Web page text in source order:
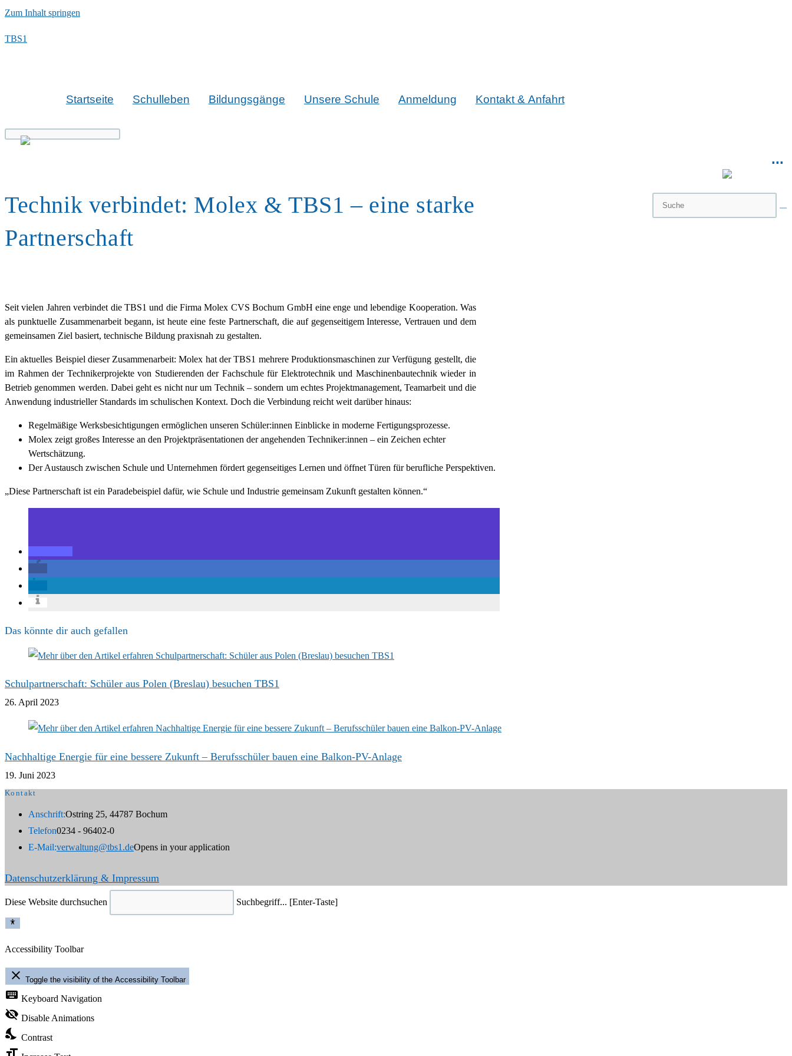
Zum Inhalt springen
TBS1
Startseite Schulleben Bildungsgänge Unsere Schule Anmeldung Kontakt & Anfahrt
...
Technik verbindet: Molex & TBS1 – eine starke
Partnerschaft
Seit vielen Jahren verbindet die TBS1 und die Firma Molex CVS Bochum GmbH eine enge und lebendige Kooperation. Was
als punktuelle Zusammenarbeit begann, ist heute eine feste Partnerschaft, die auf gegenseitigem Interesse, Vertrauen und dem
gemeinsamen Ziel basiert, technische Bildung praxisnah zu gestalten.
Ein aktuelles Beispiel dieser Zusammenarbeit: Molex hat der TBS1 mehrere Produktionsmaschinen zur Verfügung gestellt, die
im Rahmen der Technikerprojekte von Studierenden der Fachschule für Elektrotechnik und Maschinenbautechnik wieder in
Betrieb genommen werden. Dabei geht es nicht nur um Technik – sondern um echtes Projektmanagement, Teamarbeit und die
Anwendung industrieller Standards im schulischen Kontext. Doch die Verbindung reicht weit darüber hinaus:
Regelmäßige Werksbesichtigungen ermöglichen unseren Schüler:innen Einblicke in moderne Fertigungsprozesse.
Molex zeigt großes Interesse an den Projektpräsentationen der angehenden Techniker:innen – ein Zeichen echter
Wertschätzung.
Der Austausch zwischen Schule und Unternehmen fördert gegenseitiges Lernen und öffnet Türen für berufliche Perspektiven.
„Diese Partnerschaft ist ein Paradebeispiel dafür, wie Schule und Industrie gemeinsam Zukunft gestalten können.“
Das könnte dir auch gefallen
Schulpartnerschaft: Schüler aus Polen (Breslau) besuchen TBS1
26. April 2023
Nachhaltige Energie für eine bessere Zukunft – Berufsschüler bauen eine Balkon-PV-Anlage
19. Juni 2023
Kontakt
Anschrift:Ostring 25, 44787 Bochum
Telefon0234 - 96402-0
E-Mail:verwaltung@tbs1.deOpens in your application
Datenschutzerklärung & Impressum
Diese Website durchsuchen Suchbegriff... [Enter-Taste]
Accessibility Toolbar
close Toggle the visibility of the Accessibility Toolbar
keyboard Keyboard Navigation
visibility_off Disable Animations
nights_stay Contrast
format_size